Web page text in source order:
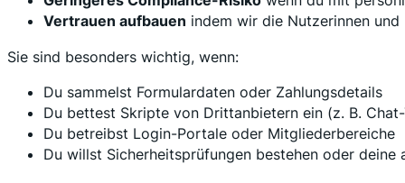
Vertrauen aufbauen indem wir die Nutzerinnen
Sie sind besonders wichtig, wenn:
Du sammelst Formulardaten oder Zahlungsdetails
Du bettest Skripte von Drittanbietern ein (z. B.
Du betreibst Login-Portale oder Mitgliederbereiche
Du willst Sicherheitsprüfungen bestehen oder deine